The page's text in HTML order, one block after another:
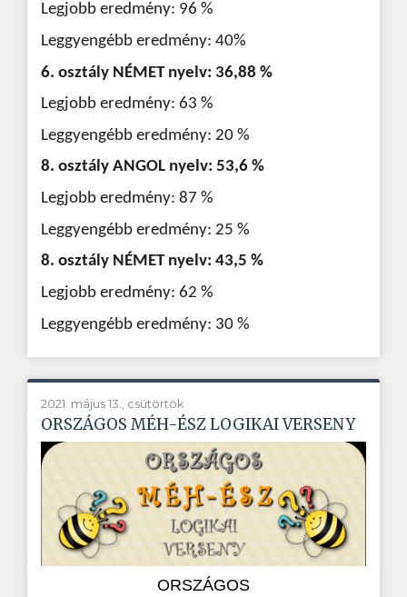
Legjobb eredmény: 96 %
Leggyengébb eredmény: 40%
6. osztály NÉMET nyelv: 36,88 %
Legjobb eredmény: 63 %
Leggyengébb eredmény: 20 %
8. osztály ANGOL nyelv: 53,6 %
Legjobb eredmény: 87 %
Leggyengébb eredmény: 25 %
8. osztály NÉMET nyelv: 43,5 %
Legjobb eredmény: 62 %
Leggyengébb eredmény: 30 %
2021. május 13., csütörtök
ORSZÁGOS MÉH-ÉSZ LOGIKAI VERSENY
ORSZÁGOS